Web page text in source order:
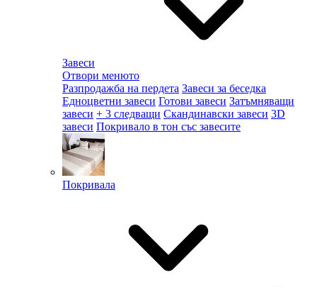
Завеси
Отвори менюто
Разпродажба на пердета Завеси за беседка
Едноцветни завеси Готови завеси Затъмняващи
завеси + 3 следващи Скандинавски завеси 3D
завеси Покривало в тон със завесите
Покривала